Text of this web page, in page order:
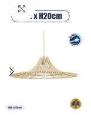
Κλικ για